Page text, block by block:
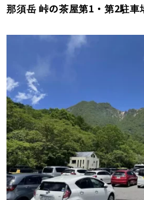
那須岳 峠の茶屋第1・第2駐車